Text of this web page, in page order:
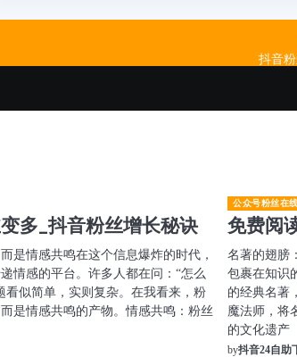
抖音
多_抖音粉丝增长秘诀
是情感共鸣在这个信息爆炸的时代，
情感的平台。许多人都在问：“怎么
看似简单，实则复杂。在我看来，粉
是情感共鸣的产物。情感共鸣：粉丝
公众号粉丝在
免费阅
名著的翅膀
包裹在知识
的经典名著
魔法师，将
的文化遗产
by抖音24自助